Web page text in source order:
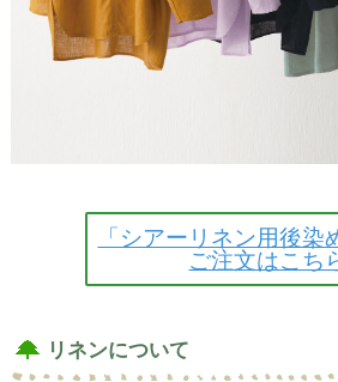
「シアーリネン用後染
ご注文はこち
リネンについて